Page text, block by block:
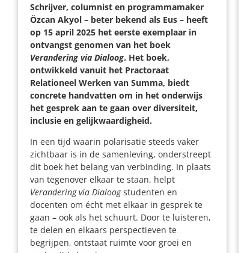
Schrijver, columnist en programmamaker
Özcan Akyol – beter bekend als Eus – heeft
op 15 april 2025 het eerste exemplaar in
ontvangst genomen van het boek
Verandering via Dialoog. Het boek,
ontwikkeld vanuit het Practoraat
Relationeel Werken van Summa, biedt
concrete handvatten om in het onderwijs
het gesprek aan te gaan over diversiteit,
inclusie en gelijkwaardigheid.
In een tijd waarin polarisatie steeds vaker
zichtbaar is in de samenleving, onderstreept
dit boek het belang van verbinding. In plaats
van tegenover elkaar te staan, helpt
Verandering via Dialoogstudenten en
docenten om écht met elkaar in gesprek te
gaan – ook als het schuurt. Door te luisteren,
te delen en elkaars perspectieven te
begrijpen, ontstaat ruimte voor groei en